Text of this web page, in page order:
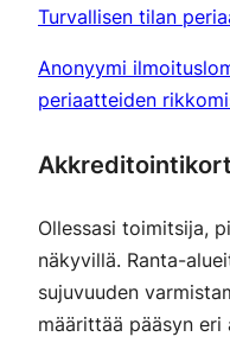
Turvallisen tilan
Anonyymi
periaatteiden
Ollessasi toimitsija,
näkyvillä. Ranta-
sujuvuuden
määrittää pääsyn eri